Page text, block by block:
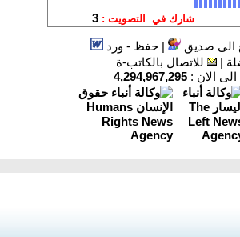
الى صديق |حفظ - ورد
|
للاتصال بالكاتب-ة
الان : 4,294,967,295